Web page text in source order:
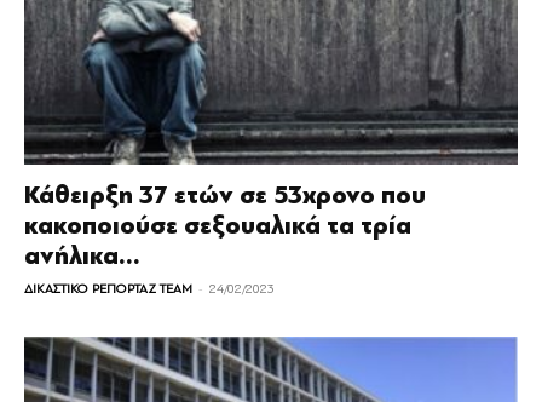
Κάθειρξη 37 ετών σε 53χρονο που
κακοποιούσε σεξουαλικά τα τρία
ανήλικα...
ΔΙΚΑΣΤΙΚΟ ΡΕΠΟΡΤΑΖ TEAM - 24/02/2023